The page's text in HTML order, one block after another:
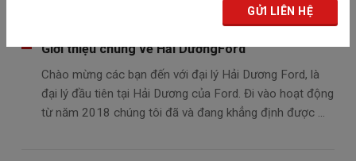
Giới thiệu
Giới thiệu chung về Hải DươngFord
Chào mừng các bạn đến với đại lý Hải Dương Ford, là
đại lý đầu tiên tại Hải Dương của Ford. Đi vào hoạt động
từ năm 2018 chúng tôi đã và đang khẳng định được ...